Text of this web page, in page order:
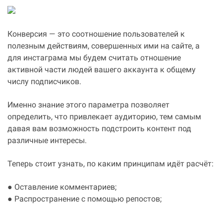
Конверсия — это соотношение пользователей к
полезным действиям, совершенных ими на сайте, а
для инстаграма мы будем считать отношение
активной части людей вашего аккаунта к общему
числу подписчиков.
Именно знание этого параметра позволяет
определить, что привлекает аудиторию, тем самым
давая вам возможность подстроить контент под
различные интересы.
Теперь стоит узнать, по каким принципам идёт расчёт:
● Оставление комментариев;
● Распространение с помощью репостов;